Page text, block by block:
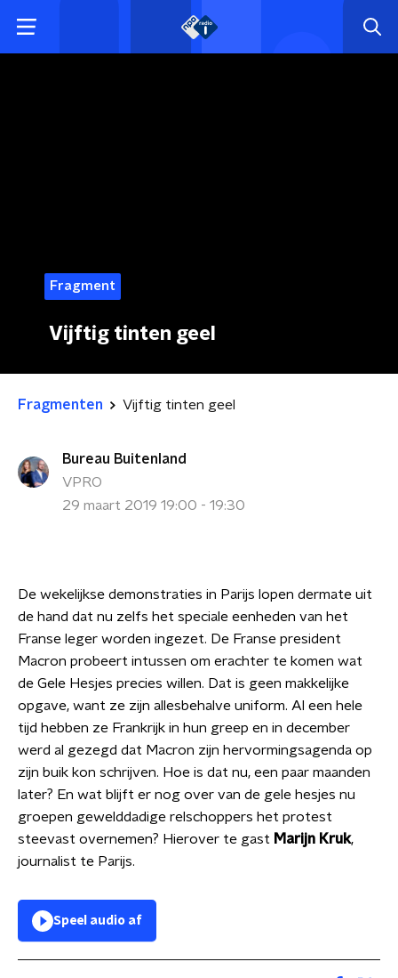
Fragment
Vijftig tinten geel
Fragmenten Vijftig tinten geel
Bureau Buitenland
VPRO
29 maart 2019 19:00 - 19:30
De wekelijkse demonstraties in Parijs lopen dermate uit
de hand dat nu zelfs het speciale eenheden van het
Franse leger worden ingezet. De Franse president
Macron probeert intussen om erachter te komen wat
de Gele Hesjes precies willen. Dat is geen makkelijke
opgave, want ze zijn allesbehalve uniform. Al een hele
tijd hebben ze Frankrijk in hun greep en in december
werd al gezegd dat Macron zijn hervormingsagenda op
zijn buik kon schrijven. Hoe is dat nu, een paar maanden
later? En wat blijft er nog over van de gele hesjes nu
groepen gewelddadige relschoppers het protest
steevast overnemen? Hierover te gast Marijn Kruk,
journalist te Parijs.
Speel audio af